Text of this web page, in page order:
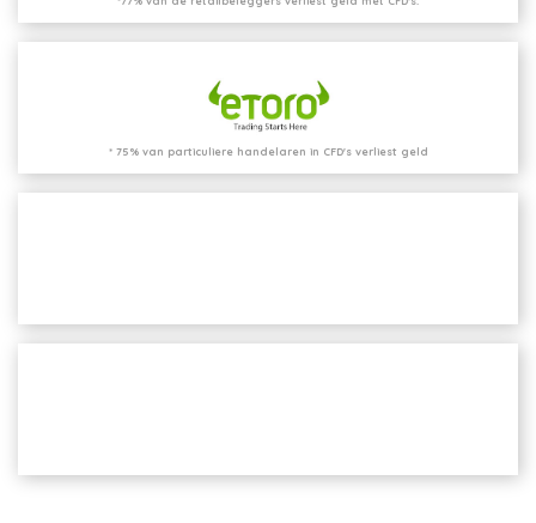
* 75% van particuliere handelaren in CFD's verliest geld